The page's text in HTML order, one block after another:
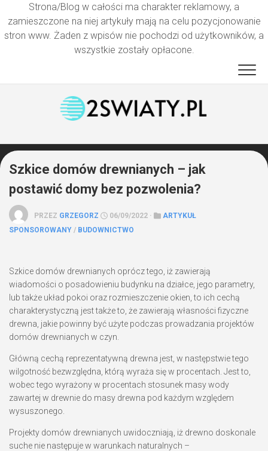
Strona/Blog w całości ma charakter reklamowy, a
zamieszczone na niej artykuły mają na celu pozycjonowanie
stron www. Żaden z wpisów nie pochodzi od użytkowników, a
wszystkie zostały opłacone.
Szkice domów drewnianych – jak
postawić domy bez pozwolenia?
PRZEZ GRZEGORZ 06/09/2022 ·
ARTYKUŁ
SPONSOROWANY / BUDOWNICTWO
Szkice domów drewnianych oprócz tego, iż zawierają
wiadomości o posadowieniu budynku na działce, jego parametry,
lub także układ pokoi oraz rozmieszczenie okien, to ich cechą
charakterystyczną jest także to, że zawierają własności fizyczne
drewna, jakie powinny być użyte podczas prowadzania projektów
domów drewnianych w czyn.
Główną cechą reprezentatywną drewna jest, w następstwie tego
wilgotność bezwzględna, którą wyraża się w procentach. Jest to,
wobec tego wyrażony w procentach stosunek masy wody
zawartej w drewnie do masy drewna pod każdym względem
wysuszonego.
Projekty domów drewnianych uwidoczniają, iż drewno doskonale
suche nie następuje w warunkach naturalnych –